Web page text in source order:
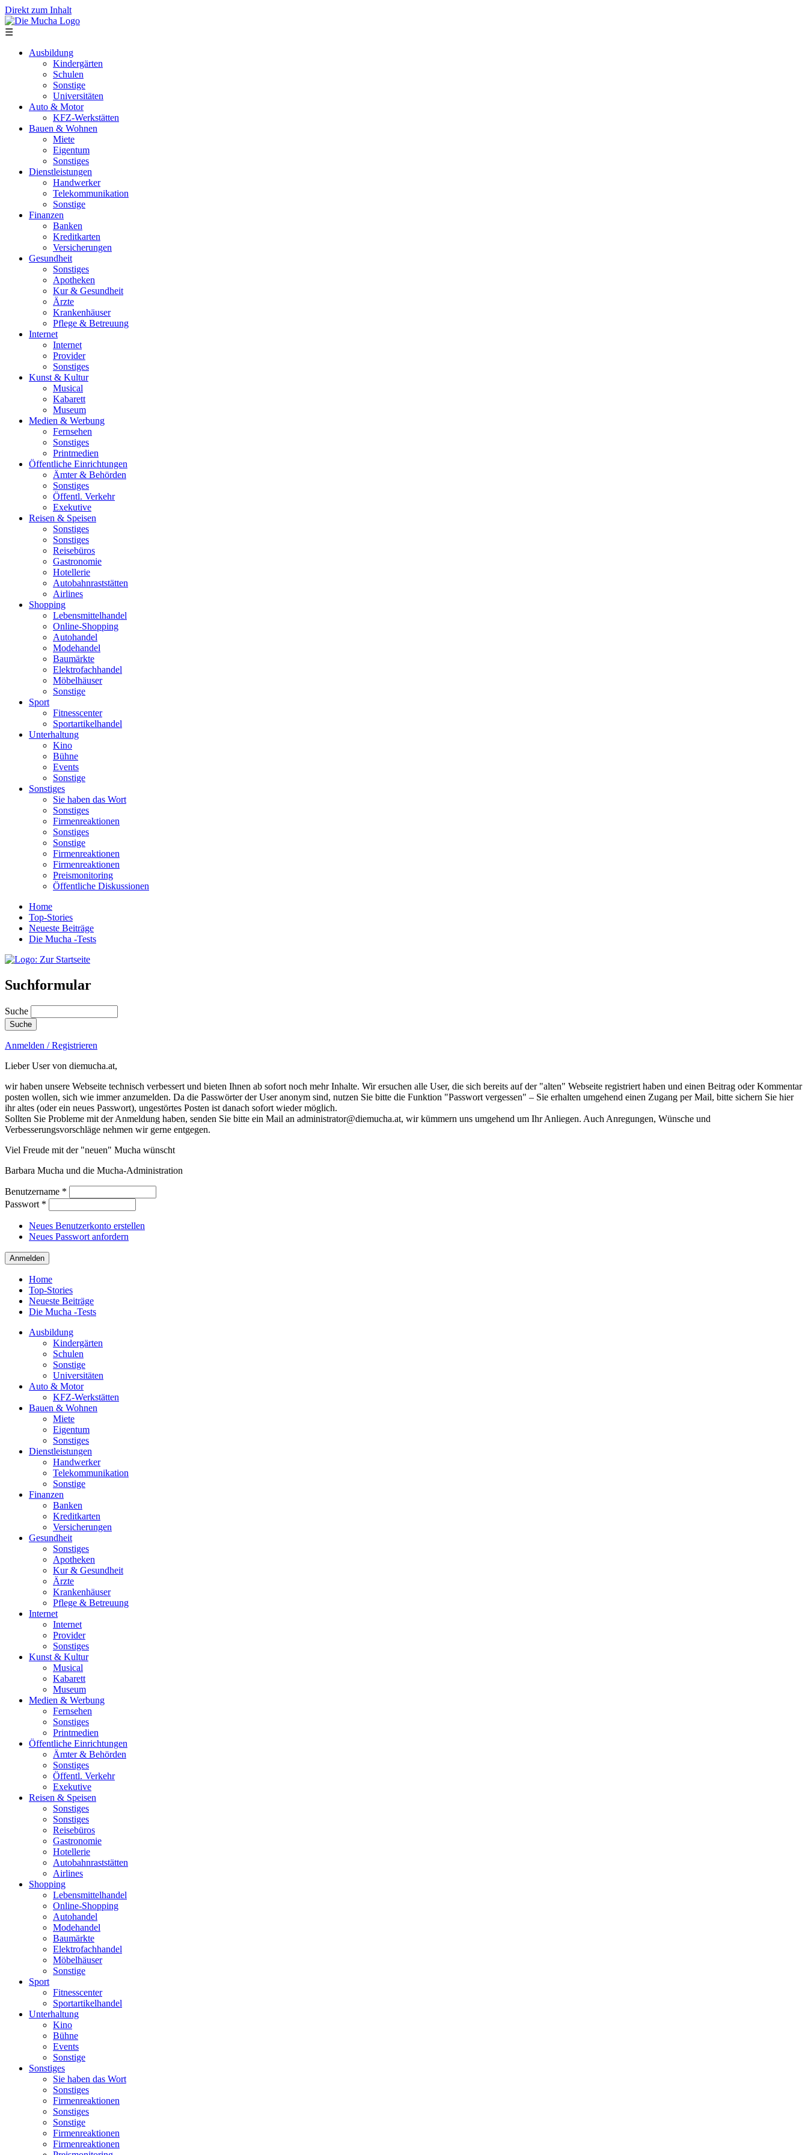
Direkt zum Inhalt
☰
Ausbildung
Kindergärten
Schulen
Sonstige
Universitäten
Auto & Motor
KFZ-Werkstätten
Bauen & Wohnen
Miete
Eigentum
Sonstiges
Dienstleistungen
Handwerker
Telekommunikation
Sonstige
Finanzen
Banken
Kreditkarten
Versicherungen
Gesundheit
Sonstiges
Apotheken
Kur & Gesundheit
Ärzte
Krankenhäuser
Pflege & Betreuung
Internet
Internet
Provider
Sonstiges
Kunst & Kultur
Musical
Kabarett
Museum
Medien & Werbung
Fernsehen
Sonstiges
Printmedien
Öffentliche Einrichtungen
Ämter & Behörden
Sonstiges
Öffentl. Verkehr
Exekutive
Reisen & Speisen
Sonstiges
Sonstiges
Reisebüros
Gastronomie
Hotellerie
Autobahnraststätten
Airlines
Shopping
Lebensmittelhandel
Online-Shopping
Autohandel
Modehandel
Baumärkte
Elektrofachhandel
Möbelhäuser
Sonstige
Sport
Fitnesscenter
Sportartikelhandel
Unterhaltung
Kino
Bühne
Events
Sonstige
Sonstiges
Sie haben das Wort
Sonstiges
Firmenreaktionen
Sonstiges
Sonstige
Firmenreaktionen
Firmenreaktionen
Preismonitoring
Öffentliche Diskussionen
Home
Top-Stories
Neueste Beiträge
Die Mucha -Tests
Suchformular
Suche
Anmelden / Registrieren
Lieber User von diemucha.at,
wir haben unsere Webseite technisch verbessert und bieten Ihnen ab sofort noch mehr Inhalte. Wir ersuchen alle User, die sich bereits auf der "alten" Webseite registriert haben und einen Beitrag oder Kommentar
posten wollen, sich wie immer anzumelden. Da die Passwörter der User anonym sind, nutzen Sie bitte die Funktion "Passwort vergessen" – Sie erhalten umgehend einen Zugang per Mail, bitte sichern Sie hier
ihr altes (oder ein neues Passwort), ungestörtes Posten ist danach sofort wieder möglich.
Sollten Sie Probleme mit der Anmeldung haben, senden Sie bitte ein Mail an administrator@diemucha.at, wir kümmern uns umgehend um Ihr Anliegen. Auch Anregungen, Wünsche und
Verbesserungsvorschläge nehmen wir gerne entgegen.
Viel Freude mit der "neuen" Mucha wünscht
Barbara Mucha und die Mucha-Administration
Benutzername *
Passwort *
Neues Benutzerkonto erstellen
Neues Passwort anfordern
Home
Top-Stories
Neueste Beiträge
Die Mucha -Tests
Ausbildung
Kindergärten
Schulen
Sonstige
Universitäten
Auto & Motor
KFZ-Werkstätten
Bauen & Wohnen
Miete
Eigentum
Sonstiges
Dienstleistungen
Handwerker
Telekommunikation
Sonstige
Finanzen
Banken
Kreditkarten
Versicherungen
Gesundheit
Sonstiges
Apotheken
Kur & Gesundheit
Ärzte
Krankenhäuser
Pflege & Betreuung
Internet
Internet
Provider
Sonstiges
Kunst & Kultur
Musical
Kabarett
Museum
Medien & Werbung
Fernsehen
Sonstiges
Printmedien
Öffentliche Einrichtungen
Ämter & Behörden
Sonstiges
Öffentl. Verkehr
Exekutive
Reisen & Speisen
Sonstiges
Sonstiges
Reisebüros
Gastronomie
Hotellerie
Autobahnraststätten
Airlines
Shopping
Lebensmittelhandel
Online-Shopping
Autohandel
Modehandel
Baumärkte
Elektrofachhandel
Möbelhäuser
Sonstige
Sport
Fitnesscenter
Sportartikelhandel
Unterhaltung
Kino
Bühne
Events
Sonstige
Sonstiges
Sie haben das Wort
Sonstiges
Firmenreaktionen
Sonstiges
Sonstige
Firmenreaktionen
Firmenreaktionen